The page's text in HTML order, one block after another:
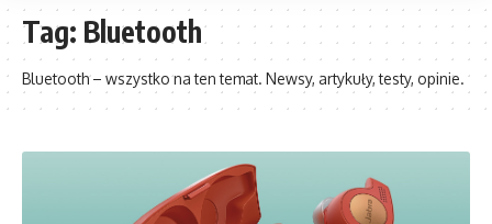
Tag: Bluetooth
Bluetooth – wszystko na ten temat. Newsy, artykuły, testy, opinie.